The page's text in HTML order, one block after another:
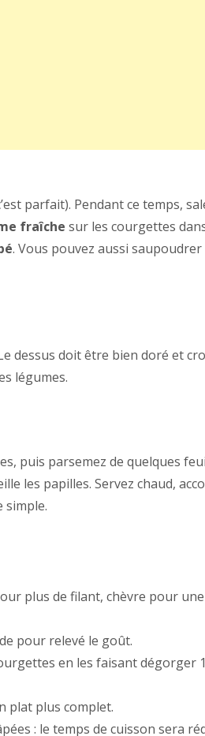
parfait). Pendant ce temps,
fraîche sur les courgettes
. Vous pouvez aussi
dessus doit être bien doré et
légumes.
puis parsemez de quelques
les papilles. Servez chaud,
simple.
plus de filant, chèvre pour
pour relevé le goût.
en les faisant dégorger
plat plus complet.
: le temps de cuisson sera